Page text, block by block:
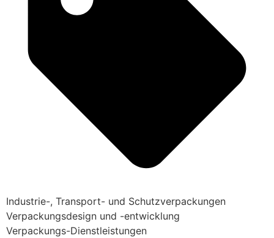
Industrie-, Transport- und Schutzverpackungen
Verpackungsdesign und -entwicklung
Verpackungs-Dienstleistungen